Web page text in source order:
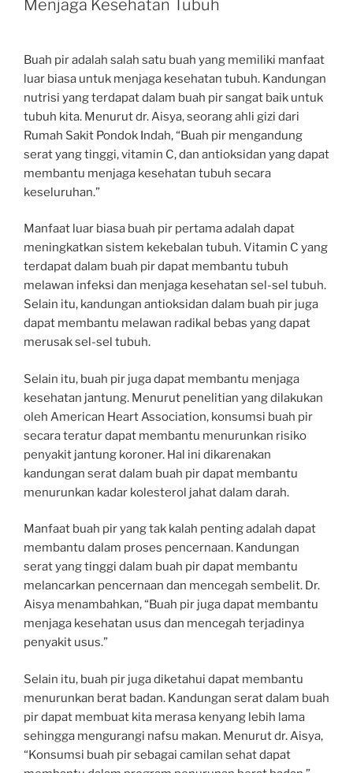
Menjaga Kesehatan Tubuh
Buah pir adalah salah satu buah yang memiliki manfaat
luar biasa untuk menjaga kesehatan tubuh. Kandungan
nutrisi yang terdapat dalam buah pir sangat baik untuk
tubuh kita. Menurut dr. Aisya, seorang ahli gizi dari
Rumah Sakit Pondok Indah, “Buah pir mengandung
serat yang tinggi, vitamin C, dan antioksidan yang dapat
membantu menjaga kesehatan tubuh secara
keseluruhan.”
Manfaat luar biasa buah pir pertama adalah dapat
meningkatkan sistem kekebalan tubuh. Vitamin C yang
terdapat dalam buah pir dapat membantu tubuh
melawan infeksi dan menjaga kesehatan sel-sel tubuh.
Selain itu, kandungan antioksidan dalam buah pir juga
dapat membantu melawan radikal bebas yang dapat
merusak sel-sel tubuh.
Selain itu, buah pir juga dapat membantu menjaga
kesehatan jantung. Menurut penelitian yang dilakukan
oleh American Heart Association, konsumsi buah pir
secara teratur dapat membantu menurunkan risiko
penyakit jantung koroner. Hal ini dikarenakan
kandungan serat dalam buah pir dapat membantu
menurunkan kadar kolesterol jahat dalam darah.
Manfaat buah pir yang tak kalah penting adalah dapat
membantu dalam proses pencernaan. Kandungan
serat yang tinggi dalam buah pir dapat membantu
melancarkan pencernaan dan mencegah sembelit. Dr.
Aisya menambahkan, “Buah pir juga dapat membantu
menjaga kesehatan usus dan mencegah terjadinya
penyakit usus.”
Selain itu, buah pir juga diketahui dapat membantu
menurunkan berat badan. Kandungan serat dalam buah
pir dapat membuat kita merasa kenyang lebih lama
sehingga mengurangi nafsu makan. Menurut dr. Aisya,
“Konsumsi buah pir sebagai camilan sehat dapat